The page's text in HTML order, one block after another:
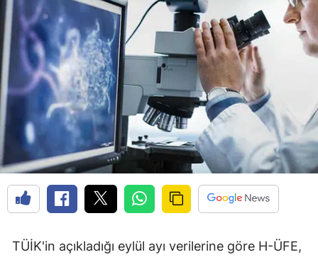
TÜİK'in açıkladığı eylül ayı verilerine göre H-ÜFE,